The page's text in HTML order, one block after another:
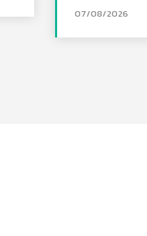
07/08/2026